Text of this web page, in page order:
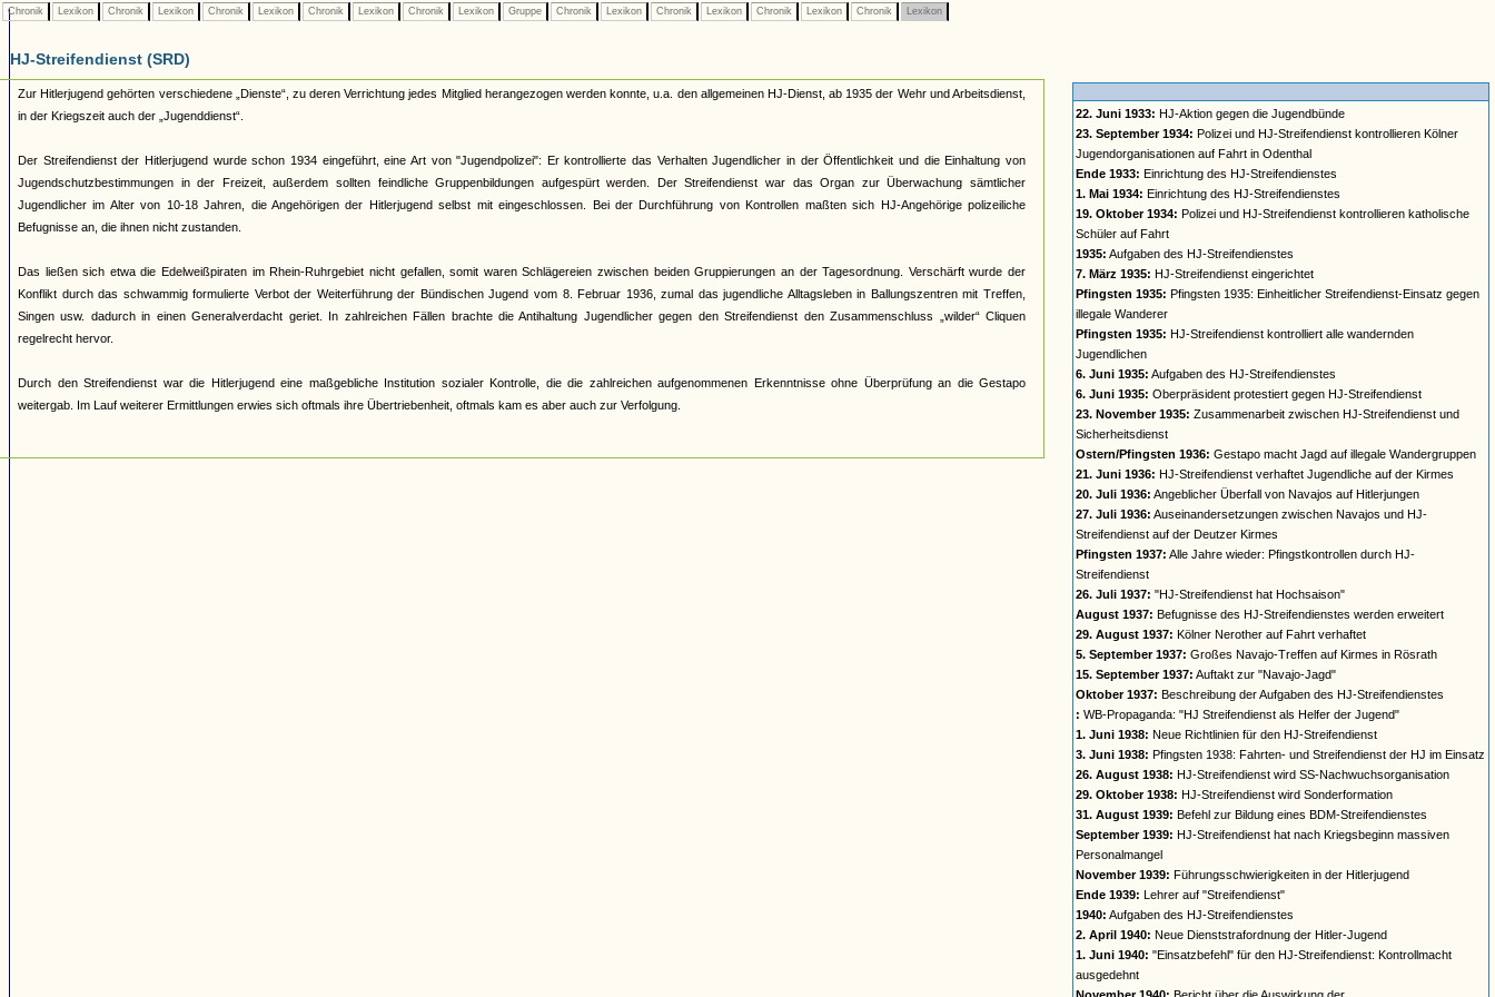
Chronik Lexikon Chronik Lexikon Chronik Lexikon Chronik Lexikon Chronik Lexikon Gruppe Chronik Lexikon Chronik Lexikon Chronik Lexikon Chronik Lexikon
HJ-Streifendienst (SRD)
Zur Hitlerjugend gehörten verschiedene „Dienste“, zu deren Verrichtung jedes Mitglied herangezogen werden konnte, u.a. den allgemeinen HJ-Dienst, ab 1935 der Wehr und Arbeitsdienst,
in der Kriegszeit auch der „Jugenddienst“.
Der Streifendienst der Hitlerjugend wurde schon 1934 eingeführt, eine Art von "Jugendpolizei": Er kontrollierte das Verhalten Jugendlicher in der Öffentlichkeit und die Einhaltung von
Jugendschutzbestimmungen in der Freizeit, außerdem sollten feindliche Gruppenbildungen aufgespürt werden. Der Streifendienst war das Organ zur Überwachung sämtlicher
Jugendlicher im Alter von 10-18 Jahren, die Angehörigen der Hitlerjugend selbst mit eingeschlossen. Bei der Durchführung von Kontrollen maßten sich HJ-Angehörige polizeiliche
Befugnisse an, die ihnen nicht zustanden.
Das ließen sich etwa die Edelweißpiraten im Rhein-Ruhrgebiet nicht gefallen, somit waren Schlägereien zwischen beiden Gruppierungen an der Tagesordnung. Verschärft wurde der
Konflikt durch das schwammig formulierte Verbot der Weiterführung der Bündischen Jugend vom 8. Februar 1936, zumal das jugendliche Alltagsleben in Ballungszentren mit Treffen,
Singen usw. dadurch in einen Generalverdacht geriet. In zahlreichen Fällen brachte die Antihaltung Jugendlicher gegen den Streifendienst den Zusammenschluss „wilder“ Cliquen
regelrecht hervor.
Durch den Streifendienst war die Hitlerjugend eine maßgebliche Institution sozialer Kontrolle, die die zahlreichen aufgenommenen Erkenntnisse ohne Überprüfung an die Gestapo
weitergab. Im Lauf weiterer Ermittlungen erwies sich oftmals ihre Übertriebenheit, oftmals kam es aber auch zur Verfolgung.
22. Juni 1933: HJ-Aktion gegen die Jugendbünde
23. September 1934: Polizei und HJ-Streifendienst kontrollieren Kölner
Jugendorganisationen auf Fahrt in Odenthal
Ende 1933: Einrichtung des HJ-Streifendienstes
1. Mai 1934: Einrichtung des HJ-Streifendienstes
19. Oktober 1934: Polizei und HJ-Streifendienst kontrollieren katholische
Schüler auf Fahrt
1935: Aufgaben des HJ-Streifendienstes
7. März 1935: HJ-Streifendienst eingerichtet
Pfingsten 1935: Pfingsten 1935: Einheitlicher Streifendienst-Einsatz gegen
illegale Wanderer
Pfingsten 1935: HJ-Streifendienst kontrolliert alle wandernden
Jugendlichen
6. Juni 1935: Aufgaben des HJ-Streifendienstes
6. Juni 1935: Oberpräsident protestiert gegen HJ-Streifendienst
23. November 1935: Zusammenarbeit zwischen HJ-Streifendienst und
Sicherheitsdienst
Ostern/Pfingsten 1936: Gestapo macht Jagd auf illegale Wandergruppen
21. Juni 1936: HJ-Streifendienst verhaftet Jugendliche auf der Kirmes
20. Juli 1936: Angeblicher Überfall von Navajos auf Hitlerjungen
27. Juli 1936: Auseinandersetzungen zwischen Navajos und HJ-
Streifendienst auf der Deutzer Kirmes
Pfingsten 1937: Alle Jahre wieder: Pfingstkontrollen durch HJ-
Streifendienst
26. Juli 1937: "HJ-Streifendienst hat Hochsaison"
August 1937: Befugnisse des HJ-Streifendienstes werden erweitert
29. August 1937: Kölner Nerother auf Fahrt verhaftet
5. September 1937: Großes Navajo-Treffen auf Kirmes in Rösrath
15. September 1937: Auftakt zur "Navajo-Jagd"
Oktober 1937: Beschreibung der Aufgaben des HJ-Streifendienstes
: WB-Propaganda: "HJ Streifendienst als Helfer der Jugend"
1. Juni 1938: Neue Richtlinien für den HJ-Streifendienst
3. Juni 1938: Pfingsten 1938: Fahrten- und Streifendienst der HJ im Einsatz
26. August 1938: HJ-Streifendienst wird SS-Nachwuchsorganisation
29. Oktober 1938: HJ-Streifendienst wird Sonderformation
31. August 1939: Befehl zur Bildung eines BDM-Streifendienstes
September 1939: HJ-Streifendienst hat nach Kriegsbeginn massiven
Personalmangel
November 1939: Führungsschwierigkeiten in der Hitlerjugend
Ende 1939: Lehrer auf "Streifendienst"
1940: Aufgaben des HJ-Streifendienstes
2. April 1940: Neue Dienststrafordnung der Hitler-Jugend
1. Juni 1940: "Einsatzbefehl" für den HJ-Streifendienst: Kontrollmacht
ausgedehnt